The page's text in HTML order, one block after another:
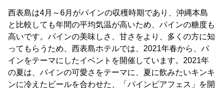
西表島は4月～6月がパインの収穫時期であり、沖縄本島
と比較しても年間の平均気温が高いため、パインの糖度も
高いです。パインの美味しさ、甘さをより、多くの方に知
ってもらうため、西表島ホテルでは、2021年春から、パ
インをテーマにしたイベントを開催しています。2021年
の夏は、パインの可愛さをテーマに、夏に飲みたいキンキ
ンに冷えたビールを合わせた、「パインビアフェス」を開